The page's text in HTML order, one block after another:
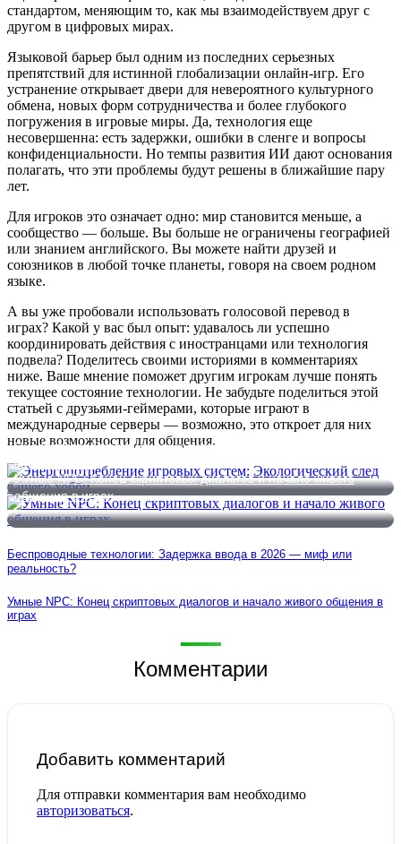
стандартом, меняющим то, как мы взаимодействуем друг с
другом в цифровых мирах.
Языковой барьер был одним из последних серьезных
препятствий для истинной глобализации онлайн-игр. Его
устранение открывает двери для невероятного культурного
обмена, новых форм сотрудничества и более глубокого
погружения в игровые миры. Да, технология еще
несовершенна: есть задержки, ошибки в сленге и вопросы
конфиденциальности. Но темпы развития ИИ дают основания
полагать, что эти проблемы будут решены в ближайшие пару
лет.
Для игроков это означает одно: мир становится меньше, а
сообщество — больше. Вы больше не ограничены географией
или знанием английского. Вы можете найти друзей и
союзников в любой точке планеты, говоря на своем родном
языке.
А вы уже пробовали использовать голосовой перевод в
играх? Какой у вас был опыт: удавалось ли успешно
координировать действия с иностранцами или технология
подвела? Поделитесь своими историями в комментариях
ниже. Ваше мнение поможет другим игрокам лучше понять
текущее состояние технологии. Не забудьте поделиться этой
статьей с друзьями-геймерами, которые играют в
международные серверы — возможно, это откроет для них
новые возможности для общения.
Энергопотребление игровых систем: Экологический след
вашего хобби
Умные NPC: Конец скриптовых диалогов и начало живого
общения в играх
Беспроводные технологии: Задержка ввода в 2026 — миф или
реальность?
Умные NPC: Конец скриптовых диалогов и начало живого общения в
играх
Комментарии
Добавить комментарий
Для отправки комментария вам необходимо
авторизоваться.